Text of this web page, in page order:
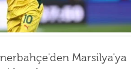
Marsilya'ya